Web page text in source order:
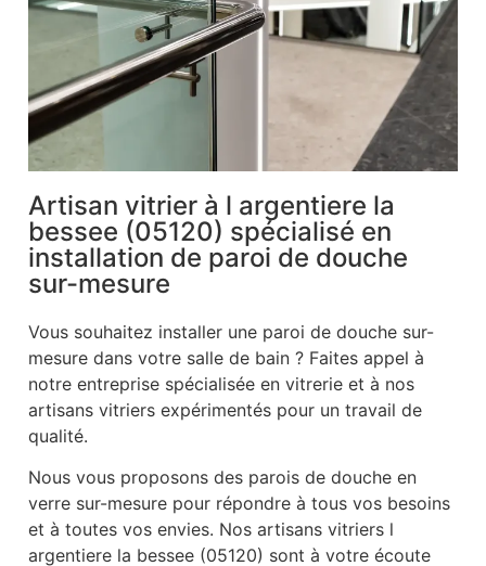
Artisan vitrier à l argentiere la
bessee (05120) spécialisé en
installation de paroi de douche
sur-mesure
Vous souhaitez installer une paroi de douche sur-
mesure dans votre salle de bain ? Faites appel à
notre entreprise spécialisée en vitrerie et à nos
artisans vitriers expérimentés pour un travail de
qualité.
Nous vous proposons des parois de douche en
verre sur-mesure pour répondre à tous vos besoins
et à toutes vos envies. Nos artisans vitriers l
argentiere la bessee (05120) sont à votre écoute